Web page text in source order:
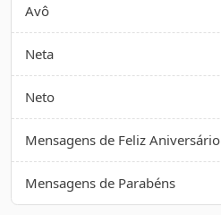
Avô
Neta
Neto
Mensagens de Feliz Aniversário
Mensagens de Parabéns